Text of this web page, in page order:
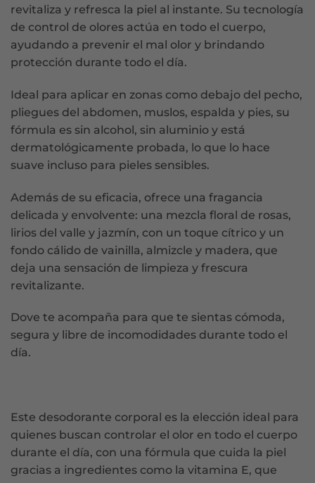
revitaliza y refresca la piel al instante. Su tecnología
de control de olores actúa en todo el cuerpo,
ayudando a prevenir el mal olor y brindando
protección durante todo el día.
Ideal para aplicar en zonas como debajo del pecho,
pliegues del abdomen, muslos, espalda y pies, su
fórmula es sin alcohol, sin aluminio y está
dermatológicamente probada, lo que lo hace
suave incluso para pieles sensibles.
Además de su eficacia, ofrece una fragancia
delicada y envolvente: una mezcla floral de rosas,
lirios del valle y jazmín, con un toque cítrico y un
fondo cálido de vainilla, almizcle y madera, que
deja una sensación de limpieza y frescura
revitalizante.
Dove te acompaña para que te sientas cómoda,
segura y libre de incomodidades durante todo el
día.
Este desodorante corporal es la elección ideal para
quienes buscan controlar el olor en todo el cuerpo
durante el día, con una fórmula que cuida la piel
gracias a ingredientes como la vitamina E, que